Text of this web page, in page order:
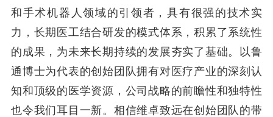
和手术机器人领域的引领者，具有很强的技术实
力，长期医工结合研发的模式体系，积累了系统性
的成果，为未来长期持续的发展夯实了基础。以鲁
通博士为代表的创始团队拥有对医疗产业的深刻认
知和顶级的医学资源，公司战略的前瞻性和独特性
也令我们耳目一新。相信维卓致远在创始团队的带